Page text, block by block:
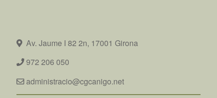
Av. Jaume I 82 2n, 17001 Girona
972 206 050
administracio@cgcanigo.net